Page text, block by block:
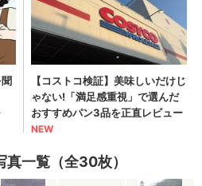
真一覧（全30枚）